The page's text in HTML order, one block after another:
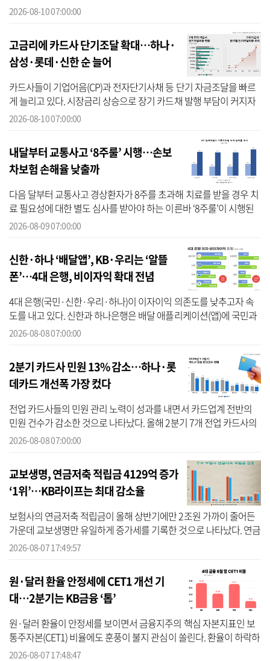
가 공통적으로 실적을 견인한 가운데 자산관리(WM), 운용, 기업금융
2026-08-10 07:00:00
고금리에 카드사 단기조달 확대…하나·
삼성·롯데·신한 순 늘어
카드사들이 기업어음(CP)과 전자단기사채 등 단기 자금조달을 빠르
게 늘리고 있다. 시장금리 상승으로 장기 카드채 발행 부담이 커지자
상대적으로 조달비용이 낮은 단기물을 활용해 비용 부담을 낮추려는
2026-08-10 07:00:00
내달부터 교통사고 ‘8주룰’ 시행…손보
차보험 손해율 낮출까
다음 달부터 교통사고 경상환자가 8주를 초과해 치료를 받을 경우 치
료 필요성에 대한 별도 심사를 받아야 하는 이른바 ‘8주룰’이 시행된
다. 보험업계는 장기 치료에 대한 관리가 강화되면서 자동차보험 손
2026-08-09 07:00:00
신한·하나 ‘배달앱’, KB·우리는 ‘알뜰
폰’…4대 은행, 비이자익 확대 전념
4대 은행(국민·신한·우리·하나)이 이자이익 의존도를 낮추고자 속
도를 내고 있다. 신한과 하나은행은 배달 애플리케이션(앱)에 국민과
우리은행은 알뜰폰 사업에 전력을 다하고 있다. 4대 은행의 올 상반기
2026-08-08 07:00:00
2분기 카드사 민원 13% 감소…하나·롯
데카드 개선폭 가장 컸다
전업 카드사들의 민원 관리 노력이 성과를 내면서 카드업계 전반의
민원 건수가 감소한 것으로 나타났다. 올해 2분기 7개 전업 카드사의
민원건수와 회원 10만명당 환산민원건수가 모두 직전 분기보다 줄어
2026-08-08 07:00:00
교보생명, 연금저축 적립금 4129억 증가
‘1위’…KB라이프는 최대 감소율
보험사의 연금저축 적립금이 올해 상반기에만 2조원 가까이 줄어든
가운데 교보생명만 유일하게 증가세를 기록한 것으로 나타났다. 연금
저축보험에서 ETF·펀드 중심의 연금저축펀드로 자금이 이동하는 흐
2026-08-07 17:49:57
원·달러 환율 안정세에 CET1 개선 기
대…2분기는 KB금융 ‘톱’
원·달러 환율이 안정세를 보이면서 금융지주의 핵심 자본지표인 보
통주자본(CET1) 비율에도 훈풍이 불지 관심이 쏠린다. 환율이 하락하
면 CET1 비율이 개선되는 효과가 기대되는 데다, 향후 통화정책 기조
2026-08-07 17:48:47